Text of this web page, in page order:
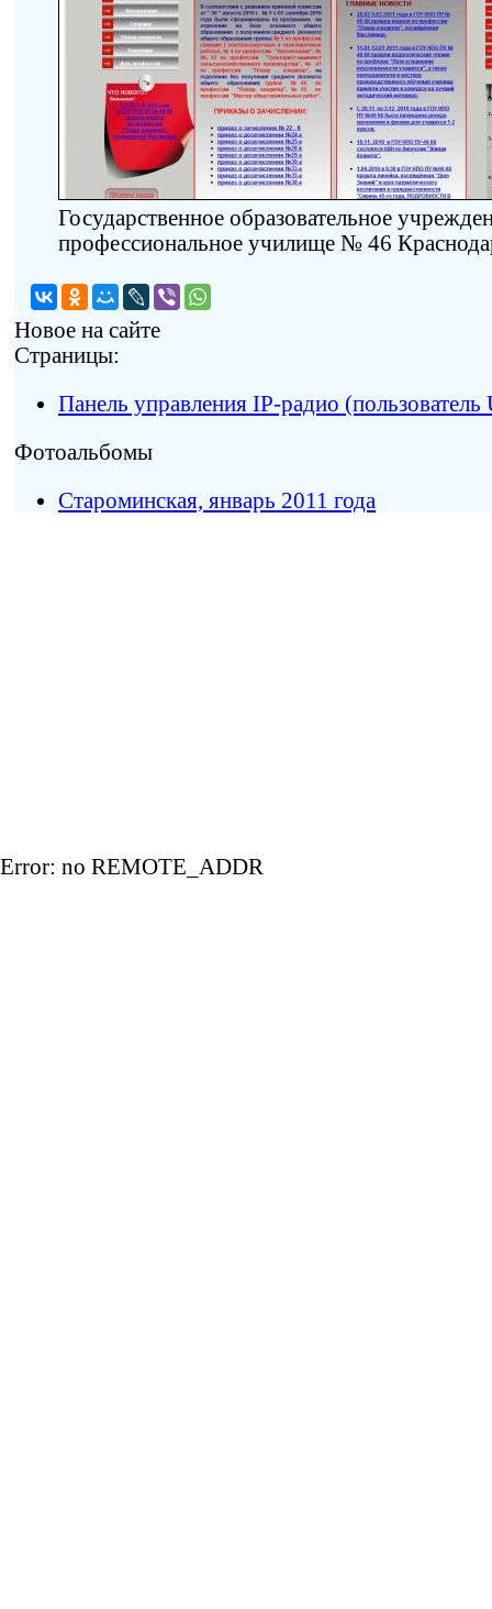
Государственное образовательное
профессиональное училище № 46
Новое на сайте
Страницы:
Панель управления IP-радио (пользователь
Фотоальбомы
Староминская, январь 2011 года
Error: no REMOTE_ADDR